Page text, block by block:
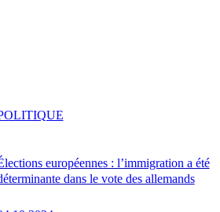
européennes : l’immigration a été
dans le vote des allemands